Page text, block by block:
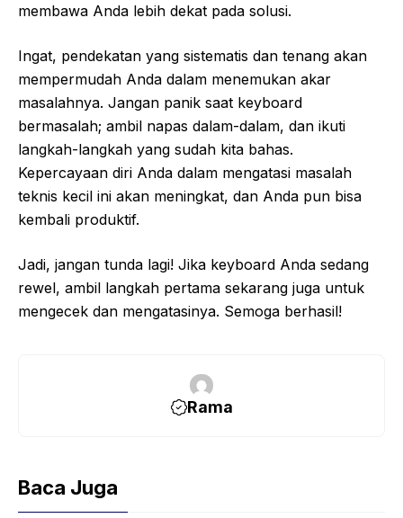
membawa Anda lebih dekat pada solusi.
Ingat, pendekatan yang sistematis dan tenang akan
mempermudah Anda dalam menemukan akar
masalahnya. Jangan panik saat keyboard
bermasalah; ambil napas dalam-dalam, dan ikuti
langkah-langkah yang sudah kita bahas.
Kepercayaan diri Anda dalam mengatasi masalah
teknis kecil ini akan meningkat, dan Anda pun bisa
kembali produktif.
Jadi, jangan tunda lagi! Jika keyboard Anda sedang
rewel, ambil langkah pertama sekarang juga untuk
mengecek dan mengatasinya. Semoga berhasil!
Rama
Baca Juga